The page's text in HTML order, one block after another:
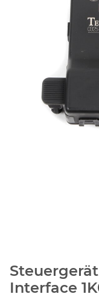
Interface